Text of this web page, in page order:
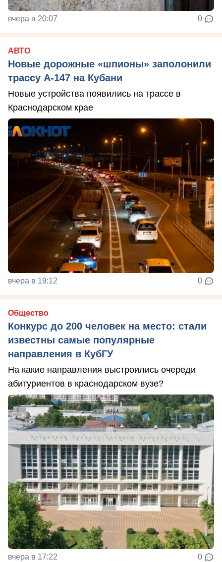
вчера в 20:07 0
АВТО
Новые дорожные «шпионы» заполонили
трассу А-147 на Кубани
Новые устройства появились на трассе в
Краснодарском крае
вчера в 19:12 0
Общество
Конкурс до 200 человек на место: стали
известны самые популярные
направления в КубГУ
На какие направления выстроились очереди
абитуриентов в краснодарском вузе?
вчера в 17:22 0